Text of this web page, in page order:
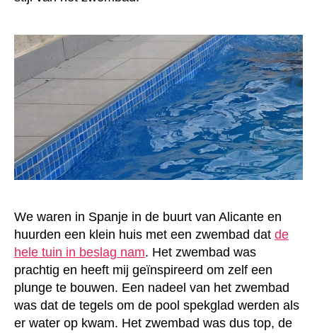
We waren in Spanje in de buurt van Alicante en
huurden een klein huis met een zwembad dat de
hele tuin in beslag nam. Het zwembad was
prachtig en heeft mij geïnspireerd om zelf een
plunge te bouwen. Een nadeel van het zwembad
was dat de tegels om de pool spekglad werden als
er water op kwam. Het zwembad was dus top, de